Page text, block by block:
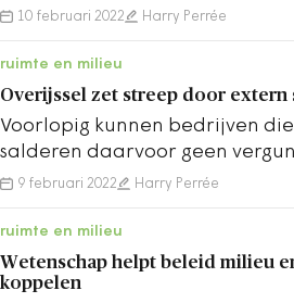
stelt de wethouder van Horst
10 februari 2022 Harry Perrée
ruimte en milieu
Overijssel zet streep door extern
Voorlopig kunnen bedrijven
salderen daarvoor geen
natuurbescherming krijgen in
9 februari 2022 Harry Perrée
ruimte en milieu
Wetenschap helpt beleid milieu
koppelen